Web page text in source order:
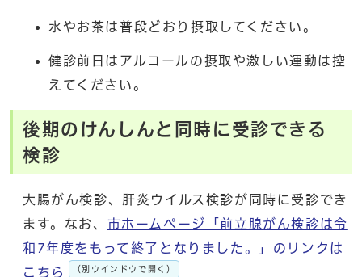
水やお茶は普段どおり摂取してください。
健診前日はアルコールの摂取や激しい運動は控
えてください。
後期のけんしんと同時に受診できる
検診
大腸がん検診、肝炎ウイルス検診が同時に受診でき
ます。なお、 市ホームページ「前立腺がん検診は令
和7年度をもって終了となりました。」のリンクは
こちら
（別ウインドウで開く）